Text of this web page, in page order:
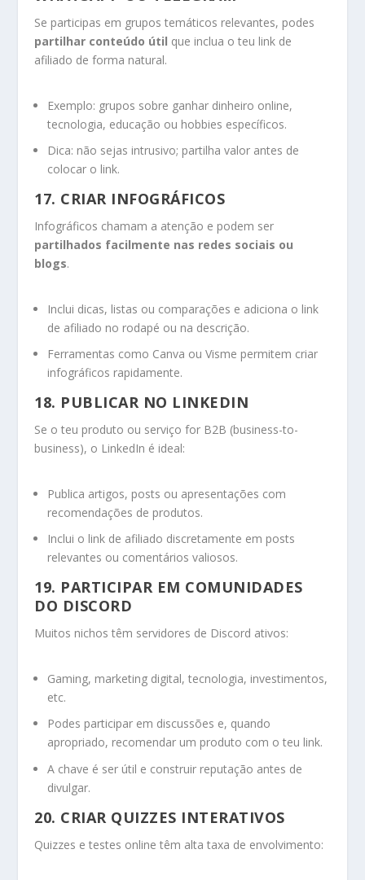
Se participas em grupos temáticos relevantes, podes
partilhar conteúdo útil que inclua o teu link de
afiliado de forma natural.
Exemplo: grupos sobre ganhar dinheiro online,
tecnologia, educação ou hobbies específicos.
Dica: não sejas intrusivo; partilha valor antes de
colocar o link.
17. CRIAR INFOGRÁFICOS
Infográficos chamam a atenção e podem ser
partilhados facilmente nas redes sociais ou
blogs.
Inclui dicas, listas ou comparações e adiciona o link
de afiliado no rodapé ou na descrição.
Ferramentas como Canva ou Visme permitem criar
infográficos rapidamente.
18. PUBLICAR NO LINKEDIN
Se o teu produto ou serviço for B2B (business-to-
business), o LinkedIn é ideal:
Publica artigos, posts ou apresentações com
recomendações de produtos.
Inclui o link de afiliado discretamente em posts
relevantes ou comentários valiosos.
19. PARTICIPAR EM COMUNIDADES
DO DISCORD
Muitos nichos têm servidores de Discord ativos:
Gaming, marketing digital, tecnologia, investimentos,
etc.
Podes participar em discussões e, quando
apropriado, recomendar um produto com o teu link.
A chave é ser útil e construir reputação antes de
divulgar.
20. CRIAR QUIZZES INTERATIVOS
Quizzes e testes online têm alta taxa de envolvimento: